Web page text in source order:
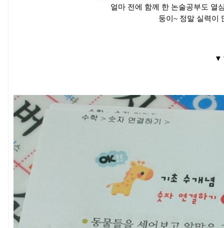
얼마 전에 함께 한 논술공부도 열
둥이~ 정말 실력이